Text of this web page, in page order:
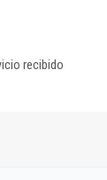
recibido